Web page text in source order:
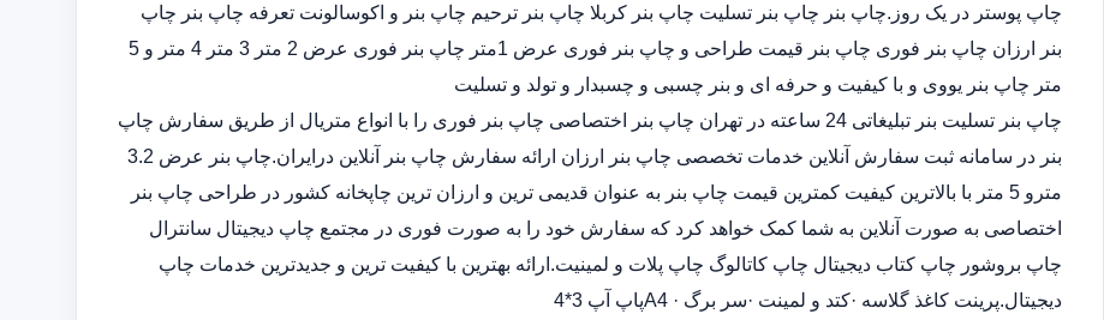
چاپ پوستر در یک روز.چاپ بنر چاپ بنر تسلیت چاپ بنر کربلا چاپ بنر ترحیم چاپ بنر و اکوسالونت تعرفه چاپ بنر چاپ
بنر ارزان چاپ بنر فوری چاپ بنر قیمت طراحی و چاپ بنر فوری عرض 1متر چاپ بنر فوری عرض 2 متر 3 متر 4 متر و 5
متر چاپ بنر یووی و با کیفیت و حرفه ای و بنر چسبی و چسبدار و تولد و تسلیت
چاپ بنر تسلیت بنر تبلیغاتی 24 ساعته در تهران چاپ بنر اختصاصی چاپ بنر فوری را با انواع متریال از طریق سفارش چاپ
بنر در سامانه ثبت سفارش آنلاین خدمات تخصصی چاپ بنر ارزان ارائه سفارش چاپ بنر آنلاین درایران.چاپ بنر عرض 3.2
مترو 5 متر با بالاترین کیفیت کمترین قیمت چاپ بنر به عنوان قدیمی ترین و ارزان ترین چاپخانه کشور در طراحی چاپ بنر
اختصاصی به صورت آنلاین به شما کمک خواهد کرد که سفارش خود را به صورت فوری در مجتمع چاپ دیجیتال سانترال
چاپ بروشور چاپ کتاب دیجیتال چاپ کاتالوگ چاپ پلات و لمینیت.ارائه بهترین با کیفیت ترین و جدیدترین خدمات چاپ
دیجیتال.پرینت کاغذ گلاسه ·‎کتد و لمینت ·‎سر برگ A4 ·‎پاپ آپ 3*4